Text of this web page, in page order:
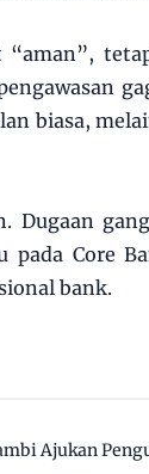
biasa,
Dugaan
Core
bank.
Ajukan